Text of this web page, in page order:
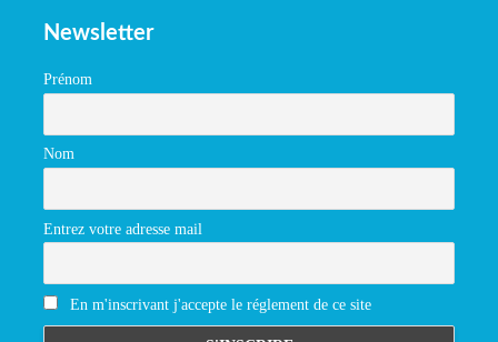
Newsletter
Prénom
Nom
Entrez votre adresse mail
En m'inscrivant j'accepte le réglement de ce site